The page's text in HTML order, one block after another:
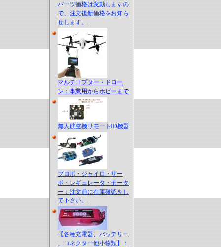
パーツ価格は変動しますの
で、注文後新価格をお知ら
せします。
マルチコプター・ドロー
ン：事業用からホビーまで
無人航空機リモートID機器
プロポ・ジャイロ・サー
ボ・レギュレータ・モータ
ー：注文前に在庫確認をし
て下さい。
【各種充電器、バッテリー
、コネクター他小物類】：